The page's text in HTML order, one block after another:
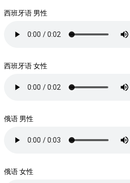
西班牙语 男性
西班牙语 女性
俄语 男性
俄语 女性